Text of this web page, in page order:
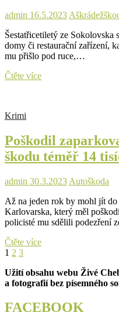
admin 16.5.2023 Aškrádež
Šestatřicetiletý ze Sokolovska
domy či restaurační zařízení,
mu přišlo pod ruce,…
Čtěte víceZaměřil
i
restaurační
zařízení.
sedí
vazbě
Krimi
Poškodil
škodu téměř 14
admin 30.3.2023 Autoškoda
Až na jeden rok by mohl jít
Karlovarska, který měl
policisté mu sdělili podezření
Čtěte vícePoškodil
Způsobil
škodu
14
Stránkování
příspěvků
Page
1 Page
2 Page
3Next
Užití obsahu webu Živé
a fotografií bez písemného
FACEBOOK